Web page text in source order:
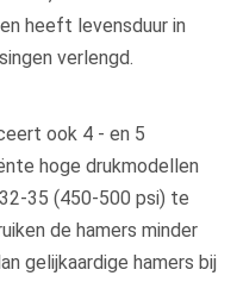
heeft levensduur in
verlengd.
ook 4 - en 5
hoge drukmodellen
35 (450-500 psi) te
de hamers minder
gelijkaardige hamers bij